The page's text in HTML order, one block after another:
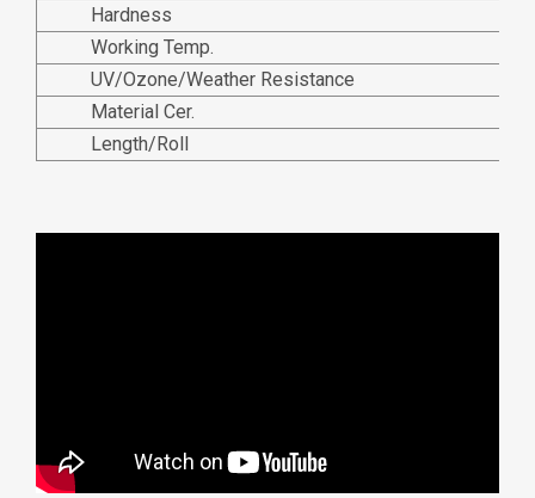
Hardness
Working Temp.
UV/Ozone/Weather Resistance
Material Cer.
Length/Roll